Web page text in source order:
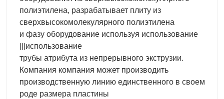
полиэтилена, разрабатывает плиту из
сверхвысокомолекулярного полиэтилена
и фазу оборудование используя использование
|||использование
трубы атрибута из непрерывного экструзии.
Компания компания может производить
производственную линию единственного в своем
роде размера пластины